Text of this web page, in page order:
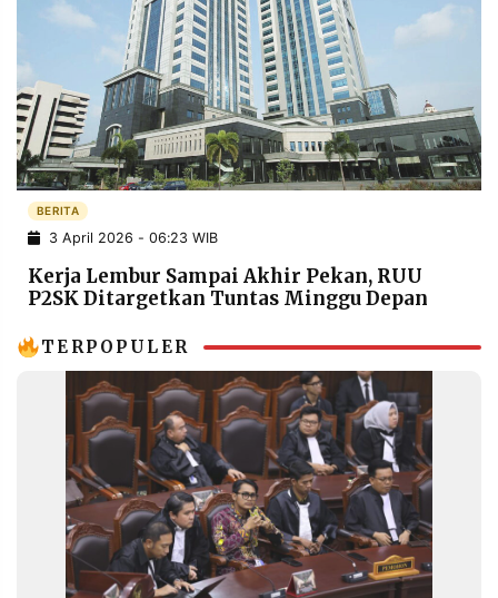
MANCA SPORT
INFORMASI
PRIVACY
POLICY
BERITA
WARGA
INFORMASI
IKLAN
KIRIM
PENGADUAN TERM
OF
SERVICE
IKUTI
BERITA
3 April 2026 - 06:23 WIB
Kerja Lembur Sampai Akhir Pekan, RUU
P2SK Ditargetkan Tuntas Minggu Depan
TERPOPULER